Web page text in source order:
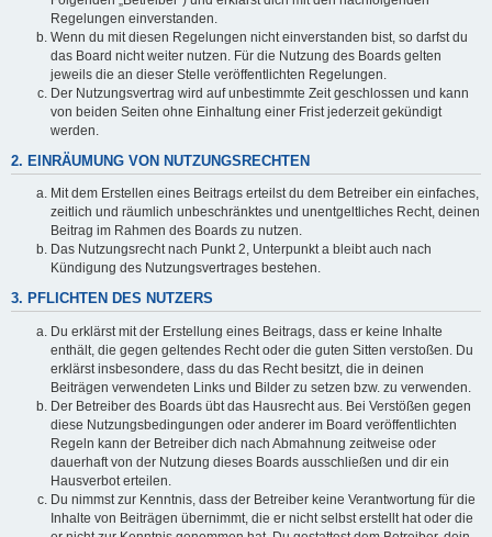
Regelungen einverstanden.
Wenn du mit diesen Regelungen nicht einverstanden bist, so darfst du
das Board nicht weiter nutzen. Für die Nutzung des Boards gelten
jeweils die an dieser Stelle veröffentlichten Regelungen.
Der Nutzungsvertrag wird auf unbestimmte Zeit geschlossen und kann
von beiden Seiten ohne Einhaltung einer Frist jederzeit gekündigt
werden.
2. EINRÄUMUNG VON NUTZUNGSRECHTEN
Mit dem Erstellen eines Beitrags erteilst du dem Betreiber ein einfaches,
zeitlich und räumlich unbeschränktes und unentgeltliches Recht, deinen
Beitrag im Rahmen des Boards zu nutzen.
Das Nutzungsrecht nach Punkt 2, Unterpunkt a bleibt auch nach
Kündigung des Nutzungsvertrages bestehen.
3. PFLICHTEN DES NUTZERS
Du erklärst mit der Erstellung eines Beitrags, dass er keine Inhalte
enthält, die gegen geltendes Recht oder die guten Sitten verstoßen. Du
erklärst insbesondere, dass du das Recht besitzt, die in deinen
Beiträgen verwendeten Links und Bilder zu setzen bzw. zu verwenden.
Der Betreiber des Boards übt das Hausrecht aus. Bei Verstößen gegen
diese Nutzungsbedingungen oder anderer im Board veröffentlichten
Regeln kann der Betreiber dich nach Abmahnung zeitweise oder
dauerhaft von der Nutzung dieses Boards ausschließen und dir ein
Hausverbot erteilen.
Du nimmst zur Kenntnis, dass der Betreiber keine Verantwortung für die
Inhalte von Beiträgen übernimmt, die er nicht selbst erstellt hat oder die